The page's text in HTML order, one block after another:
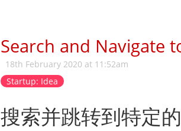
Search and Navigate
18th February 2020 at 11:52am
Startup: Idea
搜索并跳转到特定